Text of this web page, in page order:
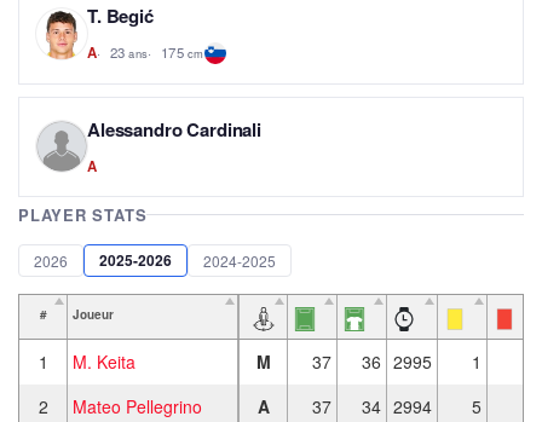
T. Begić
A 23 ans 175 cm
Alessandro Cardinali
A
PLAYER STATS
2026 2025-2026 2024-2025
# Joueur
1 M. Keita M 37 36 2995
1
2
Mateo Pellegrino A 37 34 2994
5